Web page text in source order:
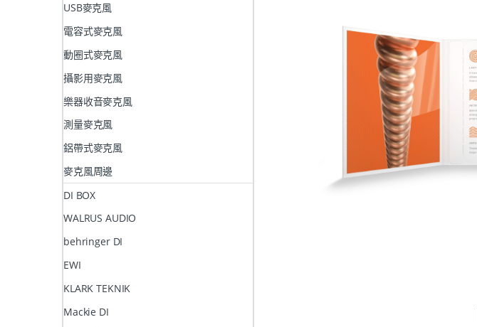
USB麥克風
電容式麥克風
動圈式麥克風
攝影用麥克風
樂器收音麥克風
測量麥克風
鋁帶式麥克風
麥克風周邊
DI BOX
WALRUS AUDIO
behringer DI
EWI
KLARK TEKNIK
Mackie DI